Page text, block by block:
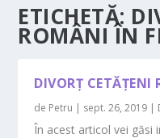
ETICHETĂ:
ROMÂNI ÎN
DIVORȚ
de Petru | sept. 26, 2019 |
În acest articol vei găsi